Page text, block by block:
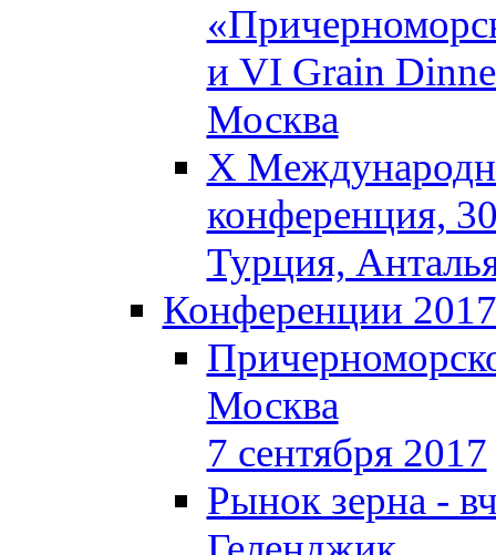
и VI Grain
Москва
X
конференция,
Турция,
Конференции 2017
Москва
7 сентября 2017
Рынок зерна -